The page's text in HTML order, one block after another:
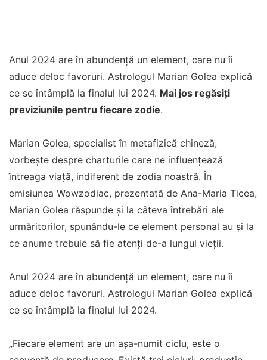
Anul 2024 are în abundență un element, care nu îi
aduce deloc favoruri. Astrologul Marian Golea explică
ce se întâmplă la finalul lui 2024. Mai jos regăsiți
previziunile pentru fiecare zodie.
Marian Golea, specialist în metafizică chineză,
vorbește despre charturile care ne influențează
întreaga viață, indiferent de zodia noastră. În
emisiunea Wowzodiac, prezentată de Ana-Maria Ticea,
Marian Golea răspunde și la câteva întrebări ale
urmăritorilor, spunându-le ce element personal au și la
ce anume trebuie să fie atenți de-a lungul vieții.
Anul 2024 are în abundență un element, care nu îi
aduce deloc favoruri. Astrologul Marian Golea explică
ce se întâmplă la finalul lui 2024.
„Fiecare element are un așa-numit ciclu, este o